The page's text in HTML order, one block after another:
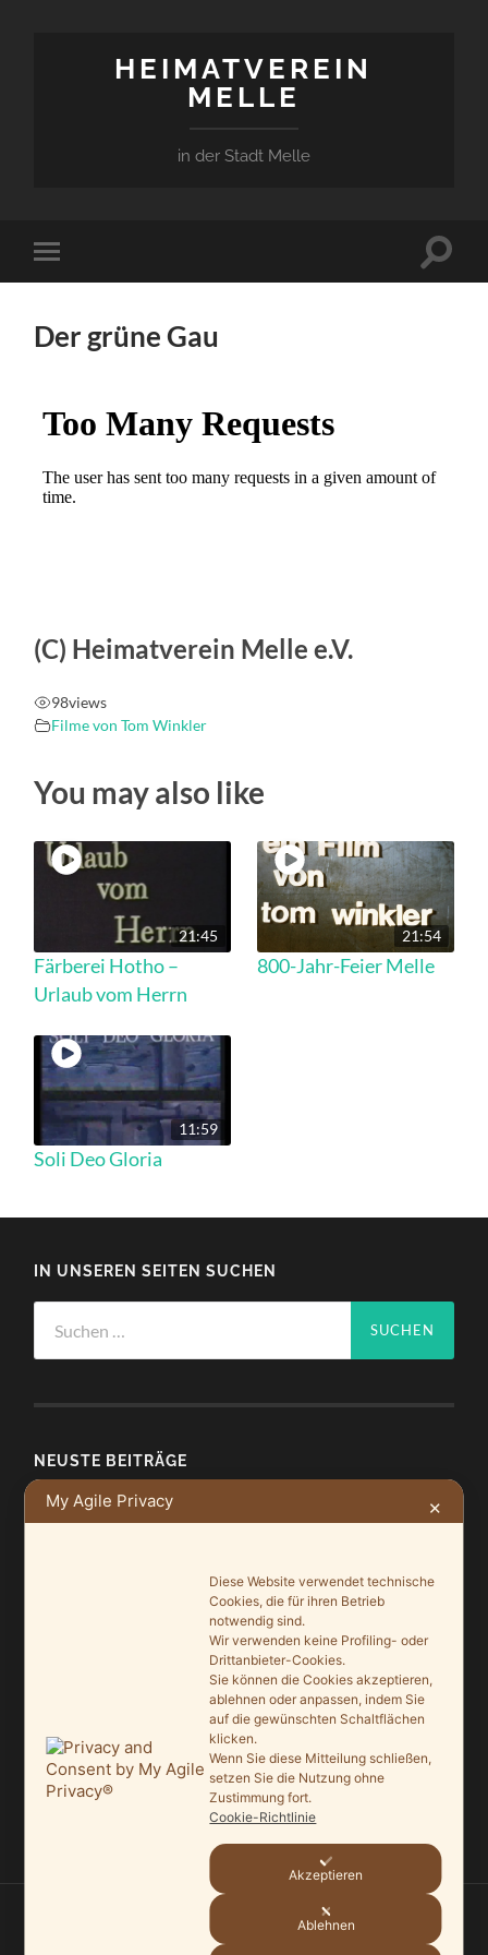
HEIMATVEREIN
MELLE
in der Stadt Melle
Mobile-
Menü
Der grüne Gau
(C) Heimatverein Melle e.V.
98views
Filme von Tom Winkler
You may also like
21:45
Färberei Hotho –
Urlaub vom Herrn
21:54
800-Jahr-Feier Melle
11:59
Soli Deo Gloria
IN UNSEREN SEITEN SUCHEN
nach:
NEUSTE BEITRÄGE
Ein Leuchtturmprojekt für mehr Artenvielfalt
Saisonauftakt nach Maß im Grönegau-Museum
Melle punktet beim „Tag des offenen Denkmals“
Ein Schaufenster der Denkmalpflege
7. September 2025
Mit vergrößertem Führungsteam in die Zukunft
HEIMATVEREIN MELLE —HOCH ↑
My Agile Privacy ✕
Diese Website verwendet technische
Cookies, die für ihren Betrieb
notwendig sind.
Wir verwenden keine Profiling- oder
Drittanbieter-Cookies.
Sie können die Cookies akzeptieren,
ablehnen oder anpassen, indem Sie
auf die gewünschten Schaltflächen
klicken.
Wenn Sie diese Mitteilung schließen,
setzen Sie die Nutzung ohne
Zustimmung fort.
Cookie-Richtlinie
Akzeptieren
Ablehnen